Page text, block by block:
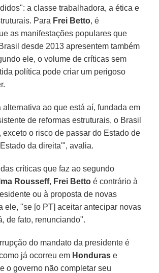
a classe trabalhadora, a ética e
Para Frei Betto, é
as manifestações populares que
desde 2013 apresentem também
ele, o volume de críticas sem
política pode criar um perigoso
alternativa ao que está aí, fundada em
de reformas estruturais, o Brasil
exceto o risco de passar do Estado de
da direita'", avalia.
críticas que faz ao segundo
Rousseff, Frei Betto é contrário à
ou à proposta de novas
ele, "se [o PT] aceitar antecipar novas
de fato, renunciando".
do mandato da presidente é
já ocorreu em Honduras e
o governo não completar seu